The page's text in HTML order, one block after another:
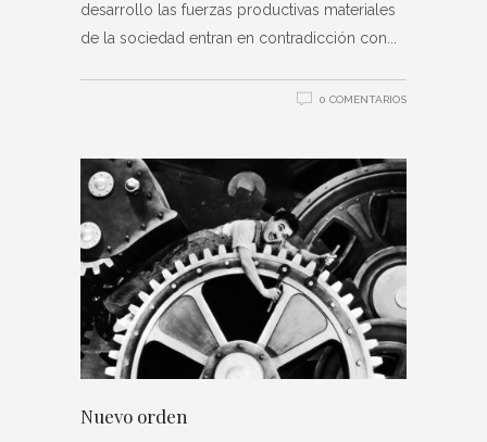
desarrollo las fuerzas productivas materiales
de la sociedad entran en contradicción con
0 COMENTARIOS
Nuevo orden